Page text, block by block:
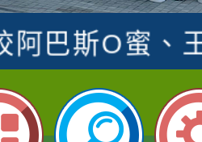
教師榮獲社
阿巴斯O蜜、
園市科展 國
師王老師、
四年二班張O
競賽國小朗讀
參加桃園市中